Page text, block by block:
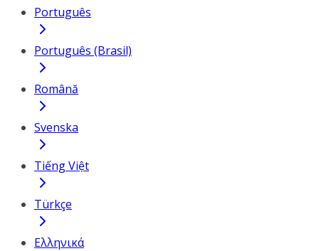
Português
Português (Brasil)
Română
Svenska
Tiếng Việt
Türkçe
Ελληνικά